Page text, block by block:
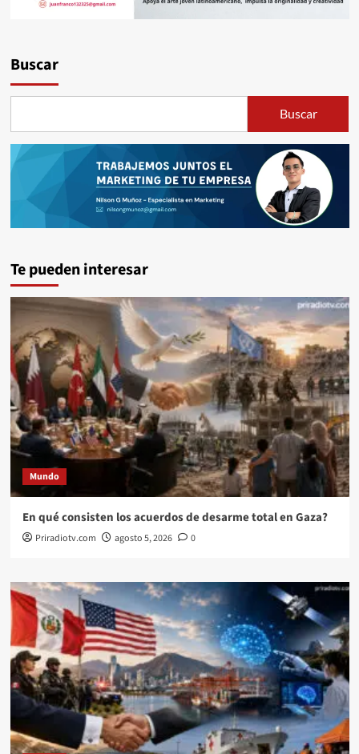
Buscar
Buscar
Te pueden interesar
Mundo
En qué consisten los acuerdos de desarme total en Gaza?
Priradiotv.com agosto 5, 2026 0